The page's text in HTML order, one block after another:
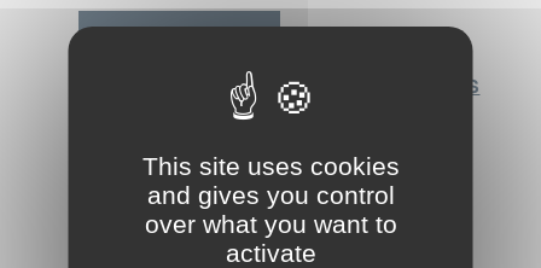
Contact booking
EN CONCERT À L'ARCHIPEL TOUS
LES JEUDIS ET VENDREDIS DU
This site uses cookies
and gives you control
over what you want to
activate